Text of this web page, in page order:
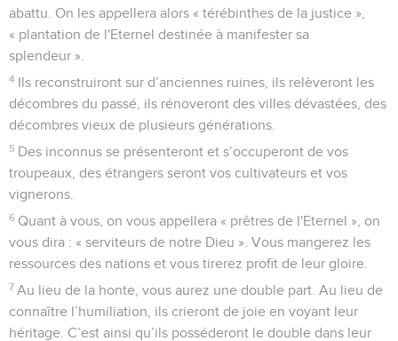
abattu. On les appellera alors « térébinthes de la justice »,
« plantation de l'Eternel destinée à manifester sa
splendeur ».
4 Ils reconstruiront sur d’anciennes ruines, ils relèveront les
décombres du passé, ils rénoveront des villes dévastées, des
décombres vieux de plusieurs générations.
5 Des inconnus se présenteront et s’occuperont de vos
troupeaux, des étrangers seront vos cultivateurs et vos
vignerons.
6 Quant à vous, on vous appellera « prêtres de l'Eternel », on
vous dira : « serviteurs de notre Dieu ». Vous mangerez les
ressources des nations et vous tirerez profit de leur gloire.
7 Au lieu de la honte, vous aurez une double part. Au lieu de
connaître l’humiliation, ils crieront de joie en voyant leur
héritage. C’est ainsi qu’ils posséderont le double dans leur